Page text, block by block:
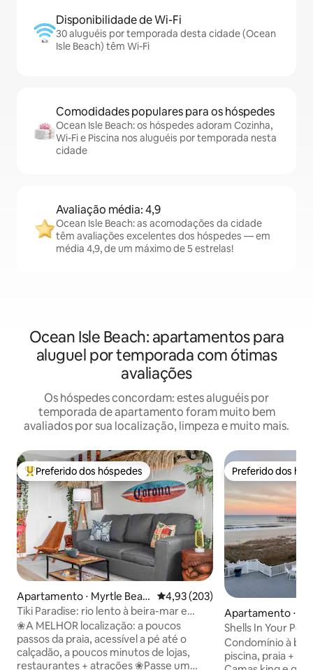
Disponibilidade de Wi-Fi
30 aluguéis por temporada desta cidade (Ocean
Isle Beach) têm Wi-Fi
Comodidades populares para os hóspedes
Ocean Isle Beach: os hóspedes adoram Cozinha,
Wi-Fi e Piscina nos aluguéis por temporada nesta
cidade
Avaliação média: 4,9
Ocean Isle Beach: as acomodações da cidade
têm avaliações excelentes dos hóspedes — em
média 4,9, de um máximo de 5 estrelas!
Ocean Isle Beach: apartamentos para
aluguel por temporada com ótimas
avaliações
Os hóspedes concordam: estes aluguéis por
temporada de apartamento foram muito bem
avaliados por sua localização, limpeza e muito mais.
Entre os melhores preferidos dos hóspedes
Preferido dos hóspedes
Apartamento ⋅ Myrtle Beac
h
4,93 de uma avaliação média de
4,93 (203)
Tiki Paradise: rio lento à beira-mar e
banheiras de hidromassagem
❀A MELHOR localização: a poucos
passos da praia, acessível a pé até o
calçadão, a poucos minutos de lojas,
restaurantes + atrações ❀Passe um
Preferido dos
Preferido dos
Apartamento ⋅
Shells In Your
Condomínio à
piscina, praia +